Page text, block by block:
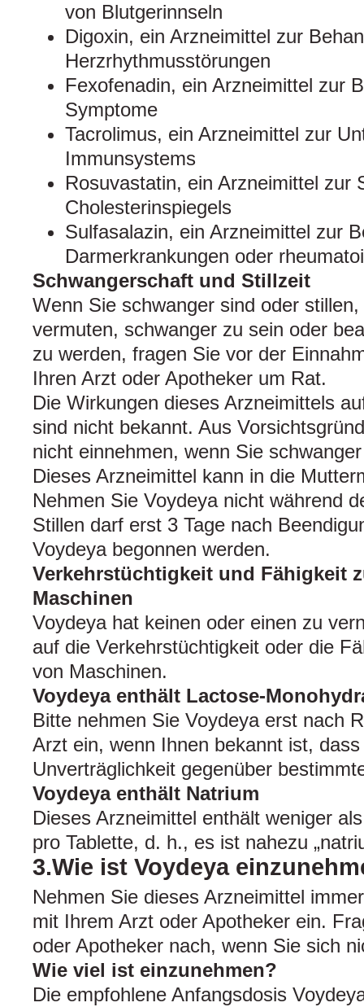
von Blutgerinnseln
Digoxin, ein Arzneimittel zur
Herzrhythmusstörungen
Fexofenadin, ein Arzneimittel zur
Symptome
Tacrolimus, ein Arzneimittel zur
Immunsystems
Rosuvastatin, ein Arzneimittel zur
Cholesterinspiegels
Sulfasalazin, ein Arzneimittel zur
Darmerkrankungen oder
Schwangerschaft und Stillzeit
Wenn Sie schwanger sind oder
vermuten, schwanger zu sein oder
zu werden, fragen Sie vor der
Ihren Arzt oder Apotheker um Rat.
Die Wirkungen dieses Arzneimittels
sind nicht bekannt. Aus
nicht einnehmen, wenn Sie
Dieses Arzneimittel kann in die
Nehmen Sie Voydeya nicht während
Stillen darf erst 3 Tage nach
Voydeya begonnen werden.
Verkehrstüchtigkeit und Fähigkeit
Maschinen
Voydeya hat keinen oder einen zu
auf die Verkehrstüchtigkeit oder die
von Maschinen.
Voydeya enthält Lactose-
Bitte nehmen Sie Voydeya erst nach
Arzt ein, wenn Ihnen bekannt ist,
Unverträglichkeit gegenüber
Voydeya enthält Natrium
Dieses Arzneimittel enthält weniger
pro Tablette, d. h., es ist nahezu
3.Wie ist Voydeya
Nehmen Sie dieses Arzneimittel
mit Ihrem Arzt oder Apotheker ein.
oder Apotheker nach, wenn Sie sich
Wie viel ist einzunehmen?
Die empfohlene Anfangsdosis